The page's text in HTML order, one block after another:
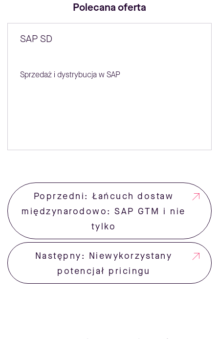
Polecana oferta
SAP SD
Sprzedaż i dystrybucja w SAP
Poprzedni: Łańcuch dostaw
międzynarodowo: SAP GTM i nie
tylko
Następny: Niewykorzystany
potencjał pricingu